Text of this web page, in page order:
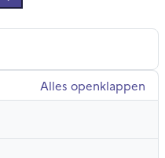
Zoek cursussen
Alles openklappen